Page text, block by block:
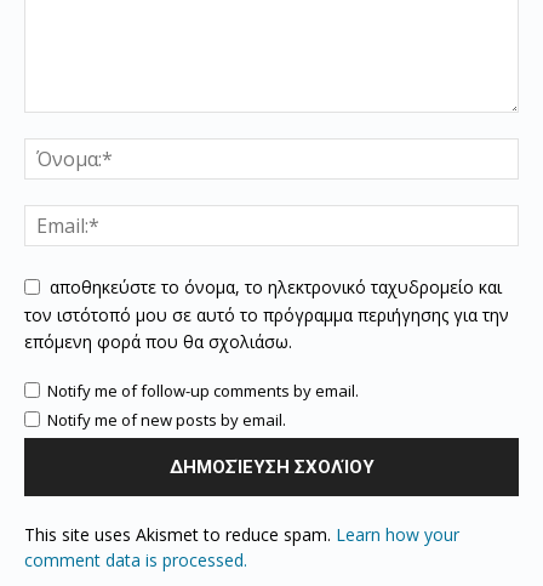
αποθηκεύστε το όνομα, το ηλεκτρονικό ταχυδρομείο και
τον ιστότοπό μου σε αυτό το πρόγραμμα περιήγησης για την
επόμενη φορά που θα σχολιάσω.
Notify me of follow-up comments by email.
Notify me of new posts by email.
This site uses Akismet to reduce spam. Learn how your
comment data is processed.